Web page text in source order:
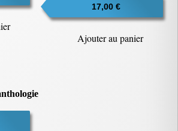
17,00 €
Ajouter au panier